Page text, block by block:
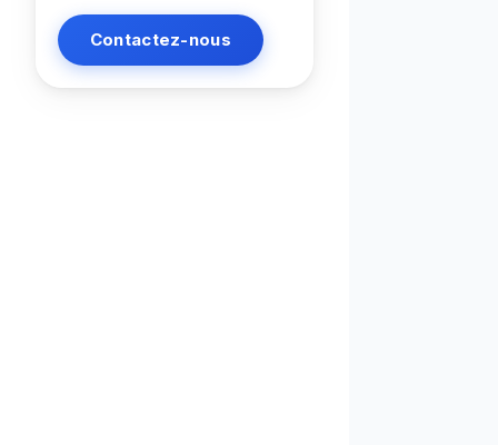
Contactez-nous